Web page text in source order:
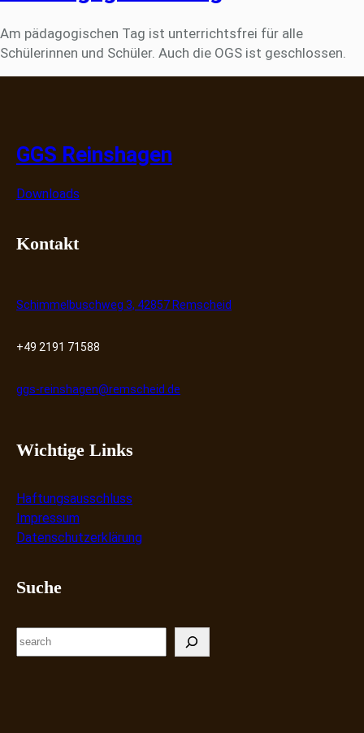
Am pädagogischen Tag ist unterrichtsfrei für alle
Schülerinnen und Schüler. Auch die OGS ist geschlossen.
GGS Reinshagen
Downloads
Kontakt
Schimmelbuschweg 3, 42857 Remscheid
+49 2191 71588
ggs-reinshagen@remscheid.de
Wichtige Links
Haftungsausschluss
Impressum
Datenschutzerklärung
Suche
S
e